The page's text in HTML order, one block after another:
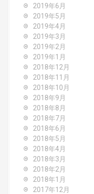
2019年6月
2019年5月
2019年4月
2019年3月
2019年2月
2019年1月
2018年12月
2018年11月
2018年10月
2018年9月
2018年8月
2018年7月
2018年6月
2018年5月
2018年4月
2018年3月
2018年2月
2018年1月
2017年12月